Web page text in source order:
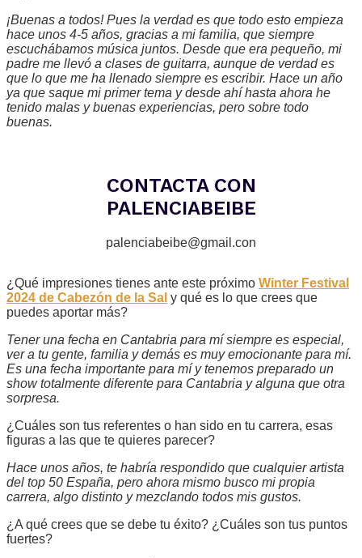
¡Buenas a todos! Pues la verdad es que todo esto empieza
hace unos 4-5 años, gracias a mi familia, que siempre
escuchábamos música juntos. Desde que era pequeño, mi
padre me llevó a clases de guitarra, aunque de verdad es
que lo que me ha llenado siempre es escribir. Hace un año
ya que saque mi primer tema y desde ahí hasta ahora he
tenido malas y buenas experiencias, pero sobre todo
buenas.
CONTACTA CON
PALENCIABEIBE
palenciabeibe@gmail.con
¿Qué impresiones tienes ante este próximo Winter Festival
2024 de Cabezón de la Sal y qué es lo que crees que
puedes aportar más?
Tener una fecha en Cantabria para mí siempre es especial,
ver a tu gente, familia y demás es muy emocionante para mí.
Es una fecha importante para mí y tenemos preparado un
show totalmente diferente para Cantabria y alguna que otra
sorpresa.
¿Cuáles son tus referentes o han sido en tu carrera, esas
figuras a las que te quieres parecer?
Hace unos años, te habría respondido que cualquier artista
del top 50 España, pero ahora mismo busco mi propia
carrera, algo distinto y mezclando todos mis gustos.
¿A qué crees que se debe tu éxito? ¿Cuáles son tus puntos
fuertes?